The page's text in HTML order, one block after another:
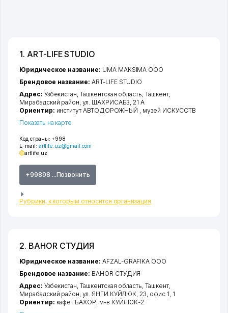
1. ART-LIFE STUDIO
Код страны: +998
E-mail: artlife.uz@gmail.com
artlife.uz
+99898 ...Позвонить
Рубрики, к которым относится организация
Юридическое название: UMA MAKSIMA ООО
Брендовое название: ART-LIFE STUDIO
Адрес: Узбекистан,Ташкентская область,Ташкент,
Мирабадский район,ул. ШАХРИСАБЗ, 21 А
Ориентир: институт АВТОДОРОЖНЫЙ , музей ИСКУССТВ
Показать на карте
2. BAHOR СТУДИЯ
Юридическое название: AFZAL-GRAFIKA ООО
Брендовое название: BAHOR СТУДИЯ
Адрес: Узбекистан,Ташкентская область,Ташкент,
Мирабадский район,ул. ЯНГИ КУЙЛЮК, 23, офис 1, 1
Ориентир: кафе "БАХОР, м-в КУЙЛЮК-2